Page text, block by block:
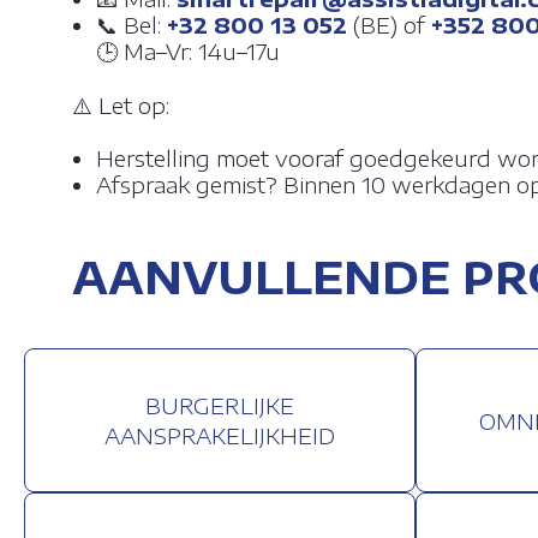
📞 Bel: +32 800 13 052 (BE) of +352
🕒 Ma–Vr: 14u–17u
⚠️ Let op:
Herstelling moet vooraf goedgekeurd
Afspraak gemist? Binnen 10 werkdagen
AANVULLENDE
BURGERLIJKE
AANSPRAKELIJKHEID